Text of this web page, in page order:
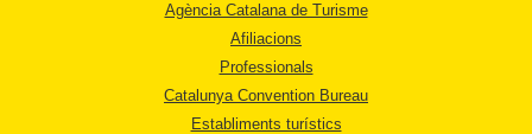
Agència Catalana de Turisme
Afiliacions
Professionals
Catalunya Convention Bureau
Establiments turístics